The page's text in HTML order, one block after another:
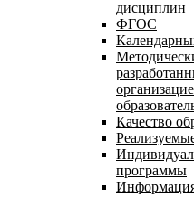
дисциплин
ФГОС
Качество
программы